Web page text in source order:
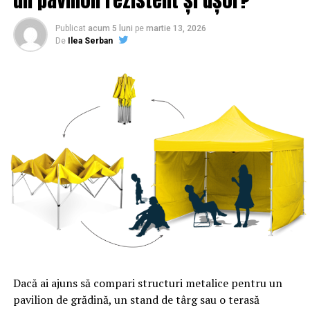
URMATORUL
Constructorul unui lot din autostrada de Centură
Bucureşti Sud ar putea fi Primăria Sectorului 3 | Sibiul
Cum să-ți ajuți copilul să devină IT-ist | Sibiul de AZI
Publicat acum 5 luni pe martie 13, 2026
De
Ilea Serban
Dacă ai ajuns să compari structuri metalice pentru un
pavilion de grădină, un stand de târg sau o terasă